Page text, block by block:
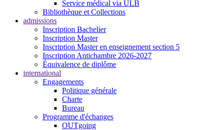
Service médical via ULB
Bibliothèque et Collections
admissions
Inscription Bachelier
Inscription Master
Inscription Master en enseignement section 5
Inscription Antichambre 2026-2027
Équivalence de diplôme
international
Engagements
Politique générale
Charte
Bureau
Programme d'échanges
OUTgoing